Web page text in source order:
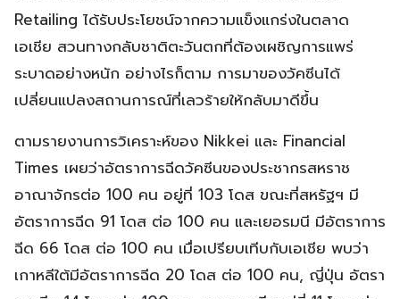
Retailing ได้รับประโยชน์จากความแข็งแกร่งในตลาด
เอเชีย สวนทางกลับชาติตะวันตกที่ต้องเผชิญการแพร่
ระบาดอย่างหนัก อย่างไรก็ตาม การมาของวัคซีนได้
เปลี่ยนแปลงสถานการณ์ที่เลวร้ายให้กลับมาดีขึ้น
ตามรายงานการวิเคราะห์ของ Nikkei และ Financial
Times เผยว่าอัตราการฉีดวัคซีนของประชากรสหราช
อาณาจักรต่อ 100 คน อยู่ที่ 103 โดส ขณะที่สหรัฐฯ มี
อัตราการฉีด 91 โดส ต่อ 100 คน และเยอรมนี มีอัตราการ
ฉีด 66 โดส ต่อ 100 คน เมื่อเปรียบเทีบกับเอเชีย พบว่า
เกาหลีใต้มีอัตราการฉีด 20 โดส ต่อ 100 คน, ญี่ปุ่น อัตรา